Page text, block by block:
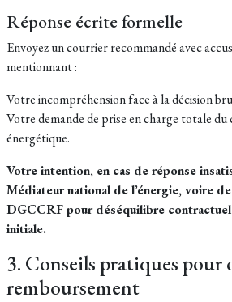
Réponse écrite formelle
Envoyez un courrier recommandé avec
mentionnant :
Votre incompréhension face à la décision
Votre demande de prise en charge totale du
énergétique.
Votre intention, en cas de réponse
Médiateur national de l’énergie, voire
DGCCRF pour déséquilibre
initiale.
3. Conseils pratiques
remboursement